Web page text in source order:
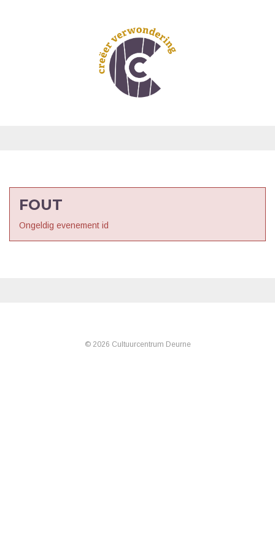
FOUT
Ongeldig evenement id
© 2026 Cultuurcentrum Deurne